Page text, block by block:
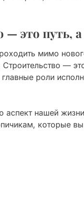
это путь,
мимо
—
роли
аспект нашей
которые